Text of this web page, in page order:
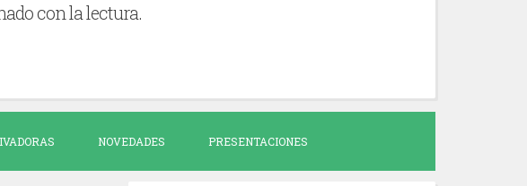
con la lectura.
NOVEDADES PRESENTACIONES